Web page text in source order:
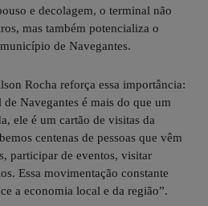
e decolagem, o terminal não
mas também potencializa o
de Navegantes.
Rocha reforça essa importância:
Navegantes é mais do que um
ele é um cartão de visitas da
centenas de pessoas que vêm
participar de eventos, visitar
Essa movimentação constante
a economia local e da região”.